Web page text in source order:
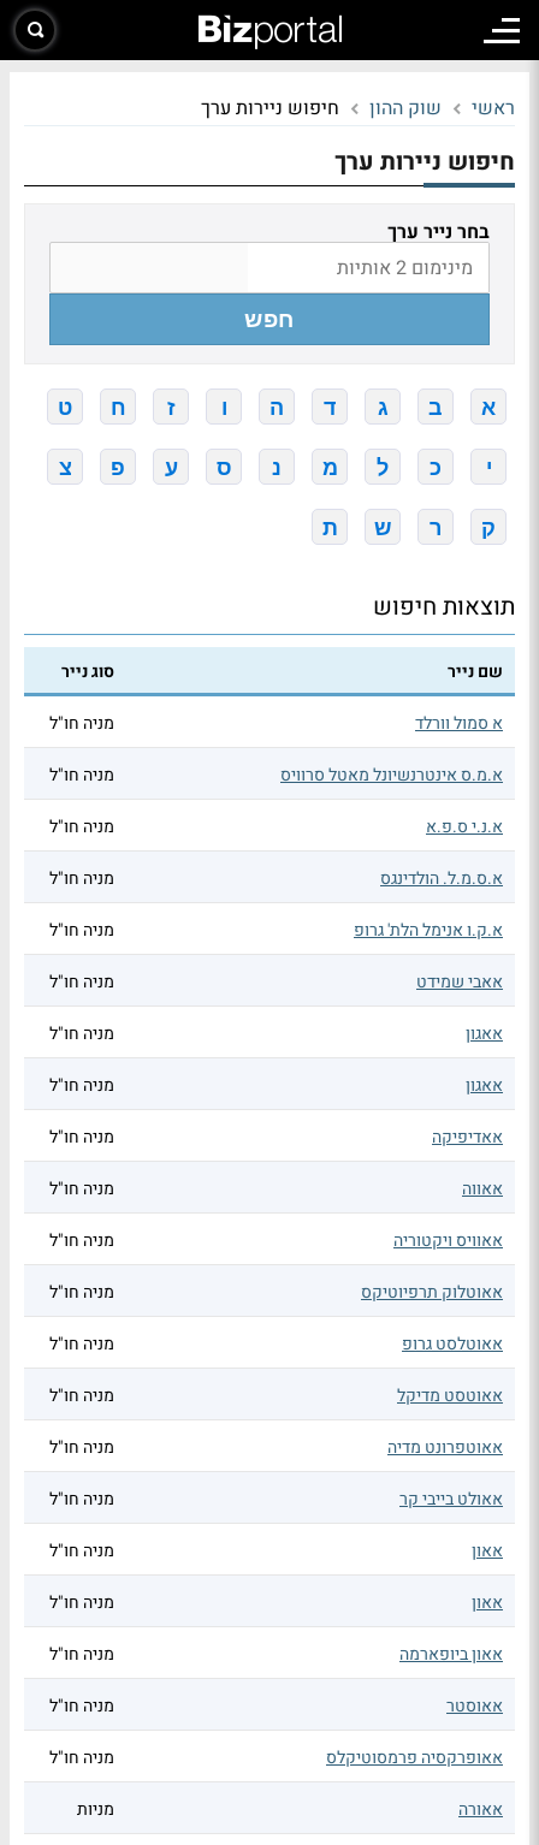
ראשי שוק ההון חיפוש ניירות ערך
חיפוש ניירות ערך
בחר נייר ערך
חפש
א ב ג ד ה ו ז ח ט
י כ ל מ נ ס ע פ צ
ק ר ש ת
תוצאות חיפוש
שם נייר סוג נייר
א סמול וורלד מניה חו"ל
א.מ.ס אינטרנשיונל מאטל סרוויס מניה חו"ל
א.נ.י ס.פ.א מניה חו"ל
א.ס.מ.ל. הולדינגס מניה חו"ל
א.ק.ו אנימל הלת' גרופ מניה חו"ל
אאבי שמידט מניה חו"ל
אאגון מניה חו"ל
אאגון מניה חו"ל
אאדיפיקה מניה חו"ל
אאווה מניה חו"ל
אאוויס ויקטוריה מניה חו"ל
אאוטלוק תרפיוטיקס מניה חו"ל
אאוטלסט גרופ מניה חו"ל
אאוטסט מדיקל מניה חו"ל
אאוטפרונט מדיה מניה חו"ל
אאולט בייבי קר מניה חו"ל
אאון מניה חו"ל
אאון מניה חו"ל
אאון ביופארמה מניה חו"ל
אאוסטר מניה חו"ל
אאופרקסיה פרמסוטיקלס מניה חו"ל
אאורה מניות